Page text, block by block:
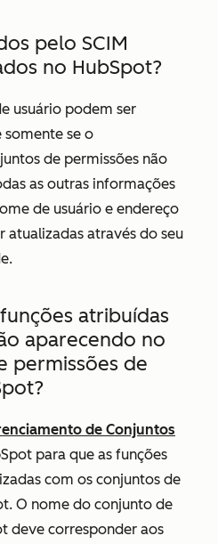
pelo SCIM
no HubSpot?
usuário podem ser
somente se o
de permissões não
as outras informações
de usuário e endereço
atualizadas através do seu
atribuídas
aparecendo no
permissões de
de Conjuntos
para que as funções
com os conjuntos de
O nome do conjunto de
deve corresponder aos